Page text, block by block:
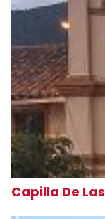
Capilla De